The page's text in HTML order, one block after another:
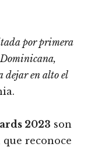
por primera
Dominicana,
dejar en alto el
2023 son
reconoce